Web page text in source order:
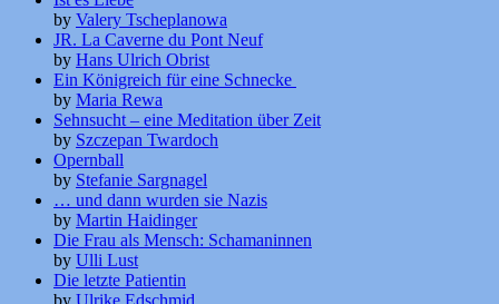
by Valery Tscheplanowa
JR. La Caverne du Pont Neuf
by Hans Ulrich Obrist
Ein Königreich für eine Schnecke
by Maria Rewa
Sehnsucht – eine Meditation über Zeit
by Szczepan Twardoch
Opernball
by Stefanie Sargnagel
… und dann wurden sie Nazis
by Martin Haidinger
Die Frau als Mensch: Schamaninnen
by Ulli Lust
Die letzte Patientin